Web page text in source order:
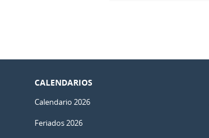
CALENDARIOS
Calendario 2026
Feriados 2026